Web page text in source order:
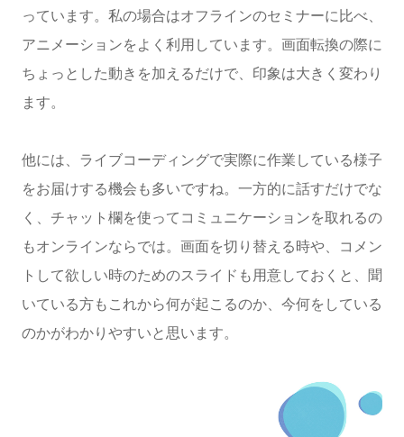
っています。私の場合はオフラインのセミナーに比べ、
アニメーションをよく利用しています。画面転換の際に
ちょっとした動きを加えるだけで、印象は大きく変わり
ます。
他には、ライブコーディングで実際に作業している様子
をお届けする機会も多いですね。一方的に話すだけでな
く、チャット欄を使ってコミュニケーションを取れるの
もオンラインならでは。画面を切り替える時や、コメン
トして欲しい時のためのスライドも用意しておくと、聞
いている方もこれから何が起こるのか、今何をしている
のかがわかりやすいと思います。